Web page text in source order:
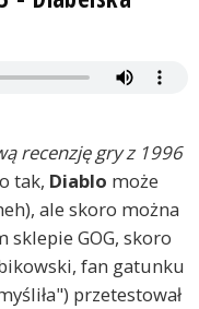
recenzję gry z 1996
tak, Diablo może
ale skoro można
GOG, skoro
fan gatunku
przetestował